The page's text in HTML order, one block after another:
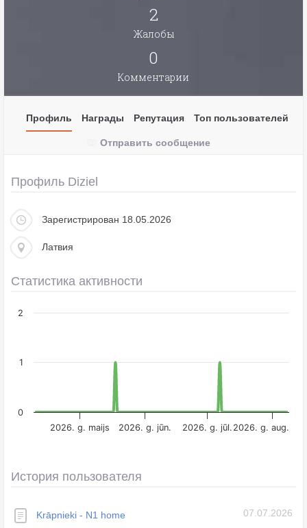
2
Жалобы
0
Комментарии
Профиль Награды Репутация Топ пользователей
Отправить сообщение
Профиль Diziel
Зарегистрирован 18.05.2026
Латвия
Статистика активности
2026. g. maijs 2026. g. jūn. 2026. g. jūl. 2026. g. aug.
0
1
2
История пользователя
Krāpnieki - N1 home 07.07.2026